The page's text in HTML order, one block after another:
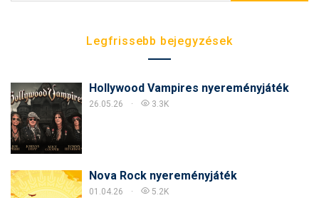
Legfrissebb bejegyzések
Hollywood Vampires nyereményjáték
26.05.26 3.3K
Nova Rock nyereményjáték
01.04.26 5.2K